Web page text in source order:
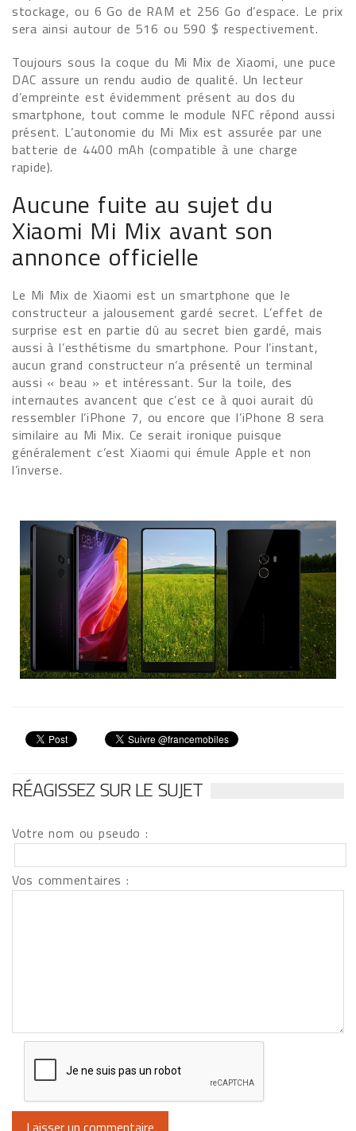
stockage, ou 6 Go de RAM et 256 Go d’espace. Le prix
sera ainsi autour de 516 ou 590 $ respectivement.
Toujours sous la coque du Mi Mix de Xiaomi, une puce
DAC assure un rendu audio de qualité. Un lecteur
d’empreinte est évidemment présent au dos du
smartphone, tout comme le module NFC répond aussi
présent. L’autonomie du Mi Mix est assurée par une
batterie de 4400 mAh (compatible à une charge
rapide).
Aucune fuite au sujet du
Xiaomi Mi Mix avant son
annonce officielle
Le Mi Mix de Xiaomi est un smartphone que le
constructeur a jalousement gardé secret. L’effet de
surprise est en partie dû au secret bien gardé, mais
aussi à l’esthétisme du smartphone. Pour l’instant,
aucun grand constructeur n’a présenté un terminal
aussi « beau » et intéressant. Sur la toile, des
internautes avancent que c’est ce à quoi aurait dû
ressembler l’iPhone 7, ou encore que l’iPhone 8 sera
similaire au Mi Mix. Ce serait ironique puisque
généralement c’est Xiaomi qui émule Apple et non
l’inverse.
RÉAGISSEZ SUR LE SUJET
Votre nom ou pseudo :
Vos commentaires :